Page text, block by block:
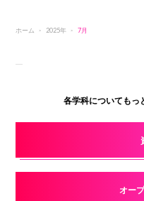
ホーム 2025年 7月
各学科についてもっ
オー